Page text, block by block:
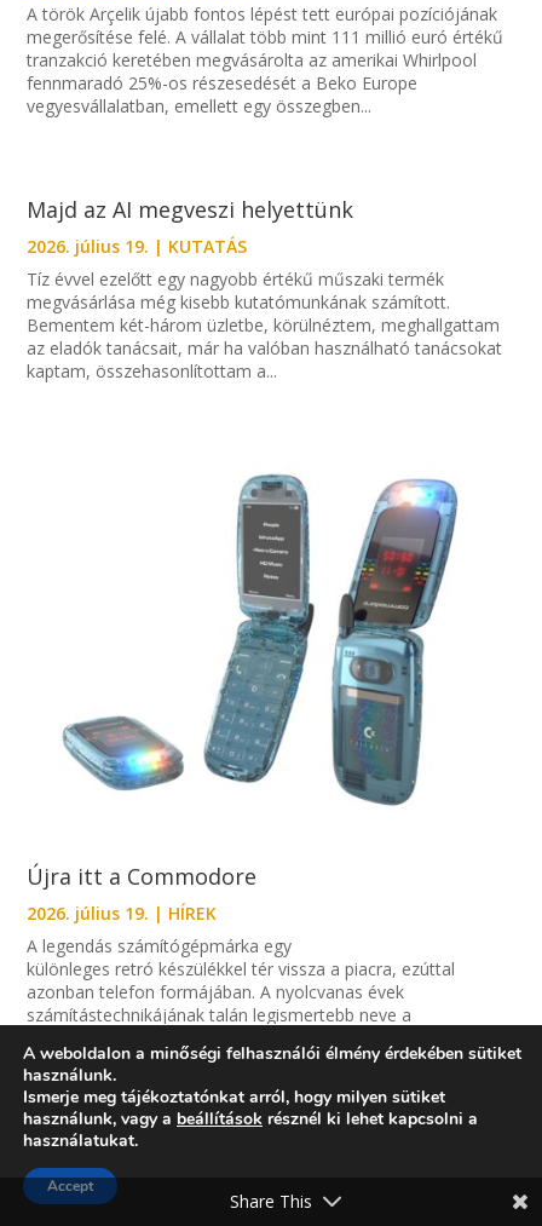
A török Arçelik újabb fontos lépést tett európai pozíciójának
megerősítése felé. A vállalat több mint 111 millió euró értékű
tranzakció keretében megvásárolta az amerikai Whirlpool
fennmaradó 25%-os részesedését a Beko Europe
vegyesvállalatban, emellett egy összegben...
Majd az AI megveszi helyettünk
2026. július 19. | KUTATÁS
Tíz évvel ezelőtt egy nagyobb értékű műszaki termék
megvásárlása még kisebb kutatómunkának számított.
Bementem két-három üzletbe, körülnéztem, meghallgattam
az eladók tanácsait, már ha valóban használható tanácsokat
kaptam, összehasonlítottam a...
Újra itt a Commodore
2026. július 19. | HÍREK
A legendás számítógépmárka egy
különleges retró készülékkel tér vissza a piacra, ezúttal
azonban telefon formájában. A nyolcvanas évek
számítástechnikájának talán legismertebb neve a
termékkel jelentkezik: a...
A weboldalon a minőségi felhasználói élmény érdekében sütiket
használunk.
Ismerje meg tájékoztatónkat arról, hogy milyen sütiket
használunk, vagy a beállítások résznél ki lehet kapcsolni a
használatukat.
Accept
Share This